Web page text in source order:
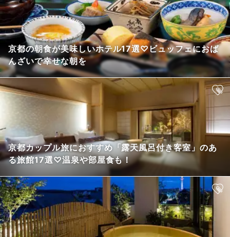
京都の朝食が美味しいホテル17選♡ビュッフェにおば
んざいで幸せな朝を
京都カップル旅におすすめ「露天風呂付き客室」のあ
る旅館17選♡温泉や部屋食も！